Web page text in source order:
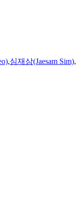
,심재삼(Jaesam Sim),